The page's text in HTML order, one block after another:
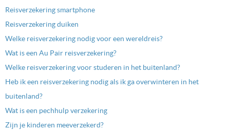
Reisverzekering smartphone
Reisverzekering duiken
Welke reisverzekering nodig voor een wereldreis?
Wat is een Au Pair reisverzekering?
Welke reisverzekering voor studeren in het buitenland?
Heb ik een reisverzekering nodig als ik ga overwinteren in het
buitenland?
Wat is een pechhulp verzekering
Zijn je kinderen meeverzekerd?